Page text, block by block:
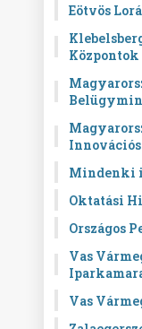
Eötvös
Központok
Mindenki
Oktatási
Országos
Vas
Vas